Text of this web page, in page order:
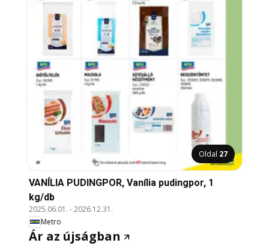
Oldal 27
VANÍLIA PUDINGPOR, Vanília pudingpor, 1
kg/db
2025.06.01. -2026.12.31.
Metro
Ár az újságban